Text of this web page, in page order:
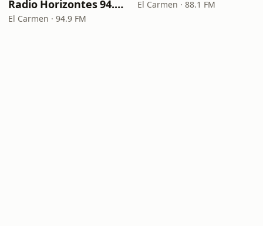
Radio Horizontes 94.9 FM
El Carmen · 94.9 FM
El Carmen · 88.1 FM